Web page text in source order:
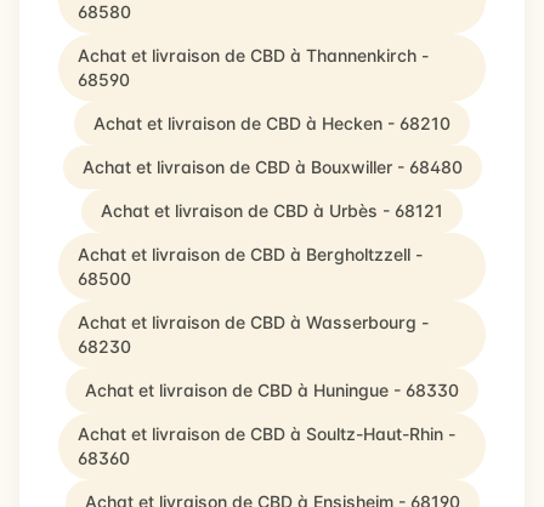
68580
Achat et livraison de CBD à Thannenkirch -
68590
Achat et livraison de CBD à Hecken - 68210
Achat et livraison de CBD à Bouxwiller - 68480
Achat et livraison de CBD à Urbès - 68121
Achat et livraison de CBD à Bergholtzzell -
68500
Achat et livraison de CBD à Wasserbourg -
68230
Achat et livraison de CBD à Huningue - 68330
Achat et livraison de CBD à Soultz-Haut-Rhin -
68360
Achat et livraison de CBD à Ensisheim - 68190